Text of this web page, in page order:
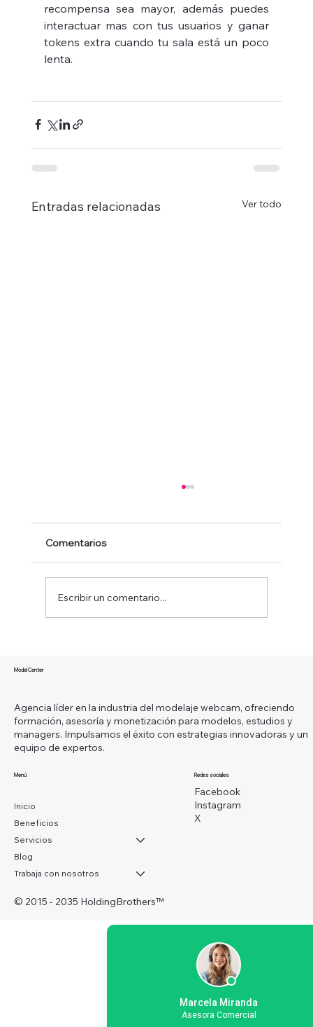
recompensa sea mayor, además puedes
interactuar mas con tus usuarios y ganar
tokens extra cuando tu sala está un poco
lenta.
Entradas relacionadas Ver todo
Comentarios
Escribir un comentario...
Model Center
Agencia líder en la industria del modelaje webcam, ofreciendo
formación, asesoría y monetización para modelos, estudios y
managers. Impulsamos el éxito con estrategias innovadoras y un
equipo de expertos.
Menú
Inicio
Beneficios
Servicios
Blog
Trabaja con nosotros
Redes sociales
Facebook
Instagram
X
© 2015 - 2035 HoldingBrothers™
Marcela Miranda
Asesora Comercial